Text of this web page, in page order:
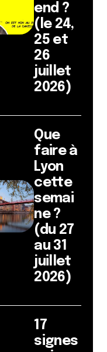
end ?
(le 24,
25 et
26
juillet
2026)
Que
faire à
Lyon
cette
semai
ne ?
(du 27
au 31
juillet
2026)
17
signes